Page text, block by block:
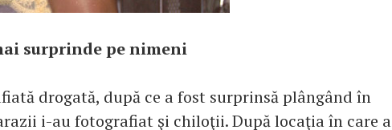
surprinde pe nimeni
drogată, după ce a fost surprinsă plângând în
i-au fotografiat şi chiloţii. După locaţia în care a